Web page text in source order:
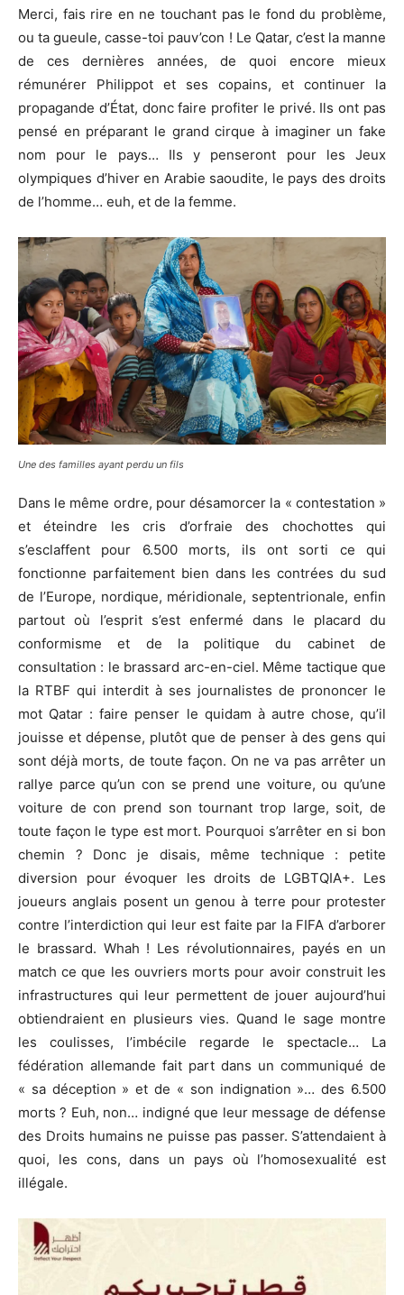
Merci, fais rire en ne touchant pas le fond du problème,
ou ta gueule, casse-toi pauv’con ! Le Qatar, c’est la manne
de ces dernières années, de quoi encore mieux
rémunérer Philippot et ses copains, et continuer la
propagande d’État, donc faire profiter le privé. Ils ont pas
pensé en préparant le grand cirque à imaginer un fake
nom pour le pays… Ils y penseront pour les Jeux
olympiques d’hiver en Arabie saoudite, le pays des droits
de l’homme… euh, et de la femme.
Une des familles ayant perdu un fils
Dans le même ordre, pour désamorcer la « contestation »
et éteindre les cris d’orfraie des chochottes qui
s’esclaffent pour 6.500 morts, ils ont sorti ce qui
fonctionne parfaitement bien dans les contrées du sud
de l’Europe, nordique, méridionale, septentrionale, enfin
partout où l’esprit s’est enfermé dans le placard du
conformisme et de la politique du cabinet de
consultation : le brassard arc-en-ciel. Même tactique que
la RTBF qui interdit à ses journalistes de prononcer le
mot Qatar : faire penser le quidam à autre chose, qu’il
jouisse et dépense, plutôt que de penser à des gens qui
sont déjà morts, de toute façon. On ne va pas arrêter un
rallye parce qu’un con se prend une voiture, ou qu’une
voiture de con prend son tournant trop large, soit, de
toute façon le type est mort. Pourquoi s’arrêter en si bon
chemin ? Donc je disais, même technique : petite
diversion pour évoquer les droits de LGBTQIA+. Les
joueurs anglais posent un genou à terre pour protester
contre l’interdiction qui leur est faite par la FIFA d’arborer
le brassard. Whah ! Les révolutionnaires, payés en un
match ce que les ouvriers morts pour avoir construit les
infrastructures qui leur permettent de jouer aujourd’hui
obtiendraient en plusieurs vies. Quand le sage montre
les coulisses, l’imbécile regarde le spectacle… La
fédération allemande fait part dans un communiqué de
« sa déception » et de « son indignation »… des 6.500
morts ? Euh, non… indigné que leur message de défense
des Droits humains ne puisse pas passer. S’attendaient à
quoi, les cons, dans un pays où l’homosexualité est
illégale.